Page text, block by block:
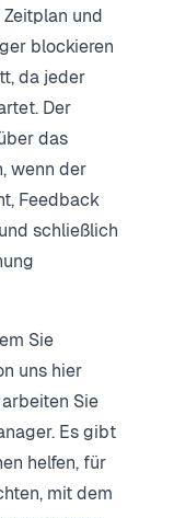
und
blockieren
da jeder
Der
das
wenn der
Feedback
schließlich
Sie
uns hier
Sie
Es gibt
helfen, für
mit dem